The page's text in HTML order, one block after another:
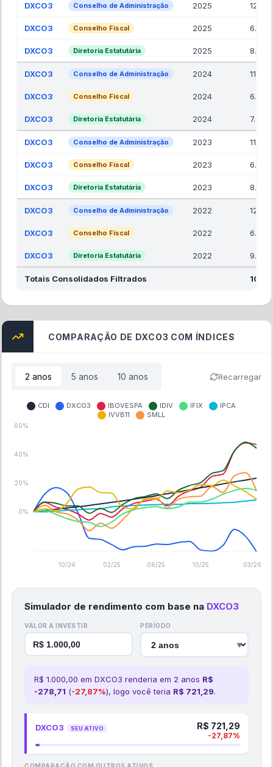
DXCO3 Conselho de Administração 2025 12.67
DXCO3 Conselho Fiscal 2025 6.00
DXCO3 Diretoria Estatutária 2025 8.00
DXCO3 Conselho de Administração 2024 11.50
DXCO3 Conselho Fiscal 2024 6.00
DXCO3 Diretoria Estatutária 2024 7.25
DXCO3 Conselho de Administração 2023 11.90
DXCO3 Conselho Fiscal 2023 6.00
DXCO3 Diretoria Estatutária 2023 8.70
DXCO3 Conselho de Administração 2022 12.00
DXCO3 Conselho Fiscal 2022 6.00
DXCO3 Diretoria Estatutária 2022 9.00
Totais Consolidados Filtrados
COMPARAÇÃO DE DXCO3 COM ÍNDICES
2 anos 5 anos 10 anos Recarregar
CDI DXCO3 IBOVESPA IDIV IFIX
IPCA
IVVB11
SMLL
10/24 02/25 06/25 10/25 03/26
0%
20%
40%
60%
Simulador de rendimento com base na DXCO3
VALOR A INVESTIR PERÍODO
▼
R$ 1.000,00 em DXCO3 renderia em 2 anos R$
-278,71 (-27,87%), logo você teria R$ 721,29.
DXCO3 SEU ATIVO R$ 721,29
-27,87%